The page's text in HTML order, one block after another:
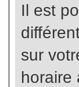
Il est
sur
horaire